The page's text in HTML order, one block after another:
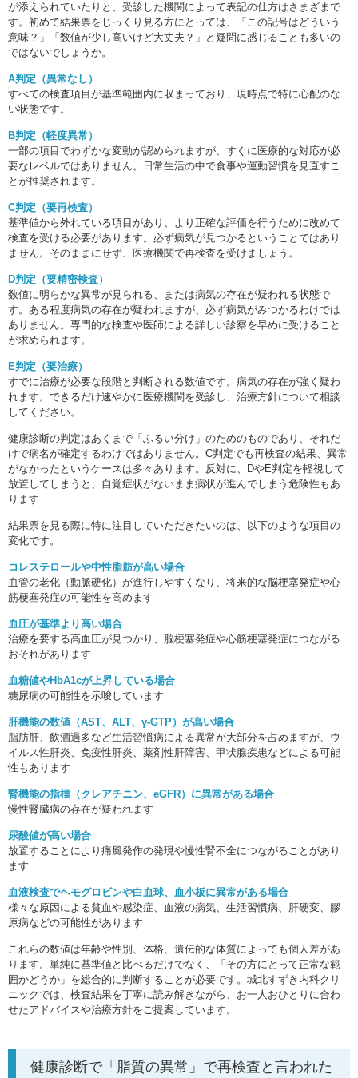
が添えられていたりと、受診した機関によって表記の仕方はさまざまで
す。初めて結果票をじっくり見る方にとっては、「この記号はどういう
意味？」「数値が少し高いけど大丈夫？」と疑問に感じることも多いの
ではないでしょうか。
A判定（異常なし）
すべての検査項目が基準範囲内に収まっており、現時点で特に心配のな
い状態です。
B判定（軽度異常）
一部の項目でわずかな変動が認められますが、すぐに医療的な対応が必
要なレベルではありません。日常生活の中で食事や運動習慣を見直すこ
とが推奨されます。
C判定（要再検査）
基準値から外れている項目があり、より正確な評価を行うために改めて
検査を受ける必要があります。必ず病気が見つかるということではあり
ません。そのままにせず、医療機関で再検査を受けましょう。
D判定（要精密検査）
数値に明らかな異常が見られる、または病気の存在が疑われる状態で
す。ある程度病気の存在が疑われますが、必ず病気がみつかるわけでは
ありません。専門的な検査や医師による詳しい診察を早めに受けること
が求められます。
E判定（要治療）
すでに治療が必要な段階と判断される数値です。病気の存在が強く疑わ
れます。できるだけ速やかに医療機関を受診し、治療方針について相談
してください。
健康診断の判定はあくまで「ふるい分け」のためのものであり、それだ
けで病名が確定するわけではありません。C判定でも再検査の結果、異常
がなかったというケースは多々あります。反対に、DやE判定を軽視して
放置してしまうと、自覚症状がないまま病状が進んでしまう危険性もあ
ります
結果票を見る際に特に注目していただきたいのは、以下のような項目の
変化です。
コレステロールや中性脂肪が高い場合
血管の老化（動脈硬化）が進行しやすくなり、将来的な脳梗塞発症や心
筋梗塞発症の可能性を高めます
血圧が基準より高い場合
治療を要する高血圧が見つかり、脳梗塞発症や心筋梗塞発症につながる
おそれがあります
血糖値やHbA1cが上昇している場合
糖尿病の可能性を示唆しています
肝機能の数値（AST、ALT、γ-GTP）が高い場合
脂肪肝、飲酒過多など生活習慣病による異常が大部分を占めますが、ウ
イルス性肝炎、免疫性肝炎、薬剤性肝障害、甲状腺疾患などによる可能
性もあります
腎機能の指標（クレアチニン、eGFR）に異常がある場合
慢性腎臓病の存在が疑われます
尿酸値が高い場合
放置することにより痛風発作の発現や慢性腎不全につながることがあり
ます
血液検査でヘモグロビンや白血球、血小板に異常がある場合
様々な原因による貧血や感染症、血液の病気、生活習慣病、肝硬変、膠
原病などの可能性があります
これらの数値は年齢や性別、体格、遺伝的な体質によっても個人差があ
ります。単純に基準値と比べるだけでなく、「その方にとって正常な範
囲かどうか」を総合的に判断することが必要です。城北すずき内科クリ
ニックでは、検査結果を丁寧に読み解きながら、お一人おひとりに合わ
せたアドバイスや治療方針をご提案しています。
健康診断で「脂質の異常」で再検査と言われた